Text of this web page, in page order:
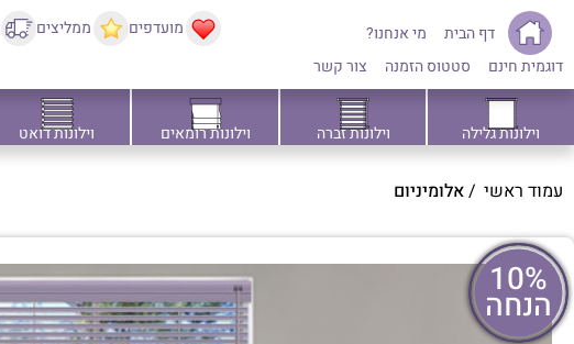
דף הבית
מי אנחנו?
דוגמית חינם
סטטוס הזמנה צור קשר
מועדפים ממליצים
וילונות גלילה וילונות זברה וילונות רומאים וילונות דואט
עמוד ראשי /אלומיניום
10%
הנחה